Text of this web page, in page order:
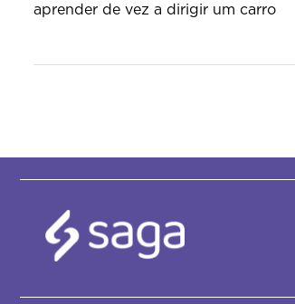
aprender de vez a dirigir um carro